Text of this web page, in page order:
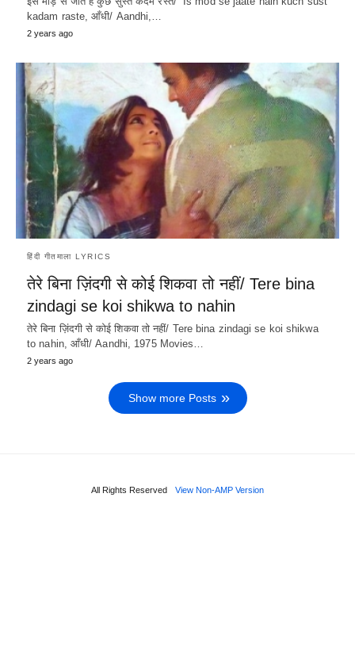
kadam raste, आँधी/ Aandhi,…
2 years ago
हिंदी गीतमाला LYRICS
तेरे बिना ज़िंदगी से कोई शिकवा तो नहीं/ Tere bina
zindagi se koi shikwa to nahin
तेरे बिना ज़िंदगी से कोई शिकवा तो नहीं/ Tere bina zindagi se koi shikwa
to nahin, आँधी/ Aandhi, 1975 Movies…
2 years ago
Show more Posts
All Rights Reserved View Non-AMP Version